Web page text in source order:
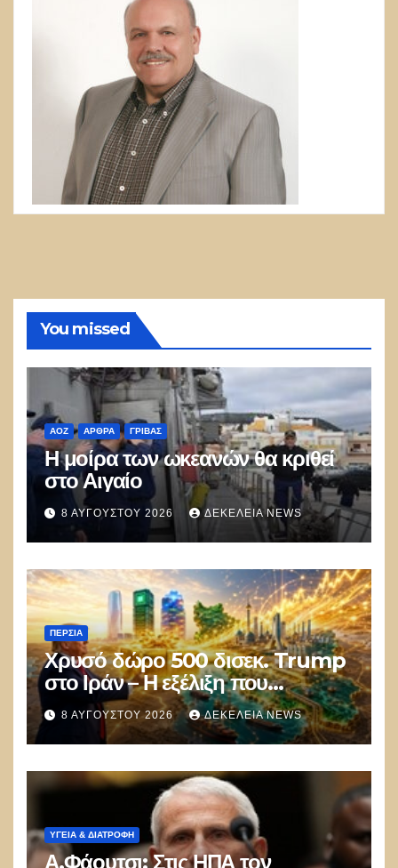
You missed
ΑΟΖ ΑΡΘΡΑ ΓΡΊΒΑΣ
Η μοίρα των ωκεανών θα κριθεί
στο Αιγαίο
8 ΑΥΓΟΎΣΤΟΥ 2026 ΔΕΚΈΛΕΙΑ NEWS
ΠΕΡΣΊΑ
Χρυσό δώρο 500 δισεκ. Trump
στο Ιράν – Η εξέλιξη που
αποδίδει κέρδη μεγαλύτερα από
τις Apple, Nvidia και Google
8 ΑΥΓΟΎΣΤΟΥ 2026 ΔΕΚΈΛΕΙΑ NEWS
ΥΓΕΙΑ & ΔΙΑΤΡΟΦΗ
Α.Φάουτσι: Στις ΗΠΑ τον